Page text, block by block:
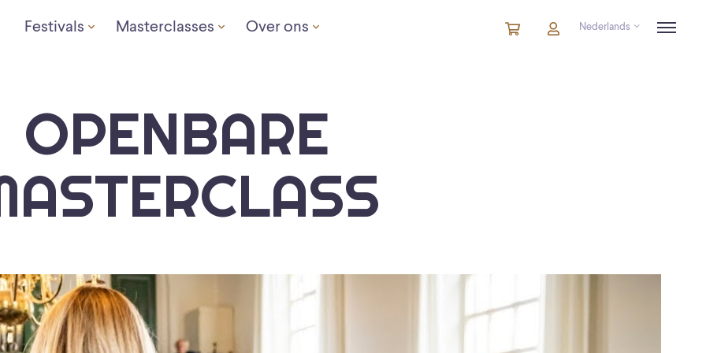
Festivals Masterclasses Over ons Winkelmandje
artikelenAccountNederlands
OPENBARE